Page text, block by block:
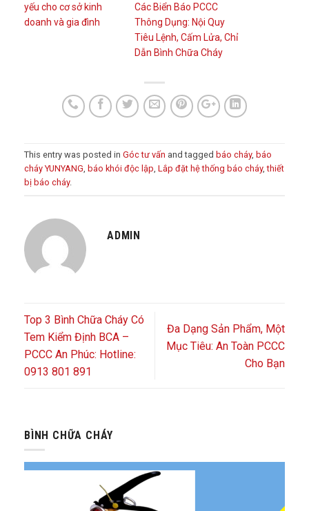
yếu cho cơ sở kinh
doanh và gia đình
Các Biển Báo PCCC
Thông Dụng: Nội Quy
Tiêu Lệnh, Cấm Lửa, Chỉ
Dẫn Bình Chữa Cháy
This entry was posted in Góc tư vấn and tagged báo cháy, báo
cháy YUNYANG, báo khói độc lập, Lắp đặt hệ thống báo cháy,thiết
bị báo cháy.
ADMIN
Top 3 Bình Chữa Cháy Có
Tem Kiểm Định BCA –
PCCC An Phúc: Hotline:
0913 801 891
Đa Dạng Sản Phẩm, Một
Mục Tiêu: An Toàn PCCC
Cho Bạn
BÌNH CHỮA CHÁY